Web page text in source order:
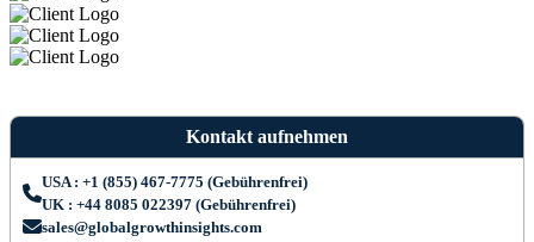
Kontakt aufnehmen
USA : +1 (855) 467-7775 (Gebührenfrei)
UK : +44 8085 022397 (Gebührenfrei)
sales@globalgrowthinsights.com